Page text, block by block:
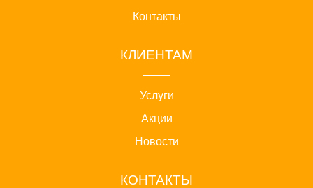
Контакты
КЛИЕНТАМ
Услуги
Акции
Новости
КОНТАКТЫ